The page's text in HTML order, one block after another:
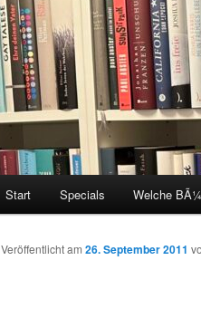
Start Specials Welche
Veröffentlicht am 26. September 2011